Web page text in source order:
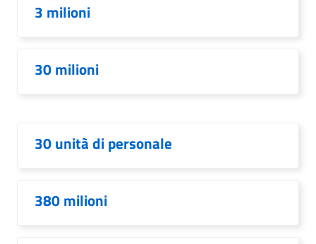
3 milioni
30 milioni
30 unità di personale
380 milioni